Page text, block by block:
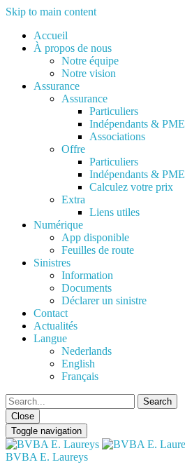
Skip to main content
Accueil
À propos de nous
Notre équipe
Notre vision
Assurance
Assurance
Particuliers
Indépendants & PME
Associations
Offre
Particuliers
Indépendants & PME
Calculez votre prix
Extra
Liens utiles
Numérique
App disponible
Feuilles de route
Sinistres
Information
Documents
Déclarer un sinistre
Contact
Actualités
Langue
Nederlands
English
Français
Close
Toggle navigation
BVBA E. Laureys